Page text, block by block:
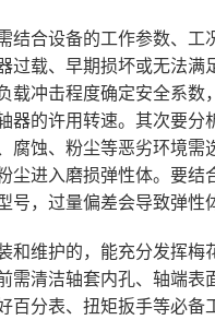
结合设备的工作参数、工
过载、早期损坏或无法
载冲击程度确定安全系数
器的许用转速。其次要
腐蚀、粉尘等恶劣环境
尘进入磨损弹性体。要
号，过量偏差会导致弹性
和维护的，能充分发挥梅
需清洁轴套内孔、轴端表
百分表、扭矩扳手等必备